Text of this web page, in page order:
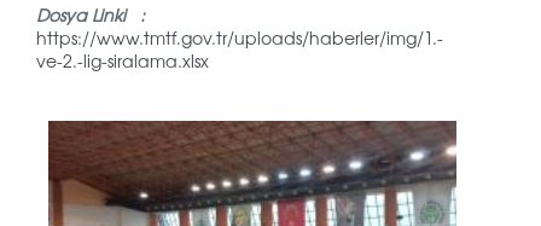
Dosya Linki :
https://www.tmtf.gov.tr/uploads/haberler/img/1.-
ve-2.-lig-siralama.xlsx